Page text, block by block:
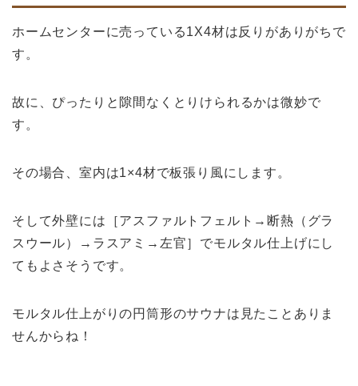
ホームセンターに売っている1X4材は反りがありがちで
す。
故に、ぴったりと隙間なくとりけられるかは微妙で
す。
その場合、室内は1×4材で板張り風にします。
そして外壁には［アスファルトフェルト→断熱（グラ
スウール）→ラスアミ→左官］でモルタル仕上げにし
てもよさそうです。
モルタル仕上がりの円筒形のサウナは見たことありま
せんからね！